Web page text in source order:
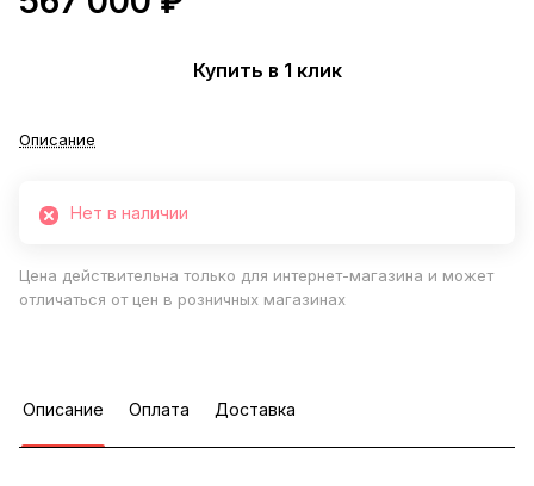
Купить в 1 клик
Описание
Нет в наличии
Цена действительна только для интернет-магазина и может
отличаться от цен в розничных магазинах
Описание Оплата Доставка